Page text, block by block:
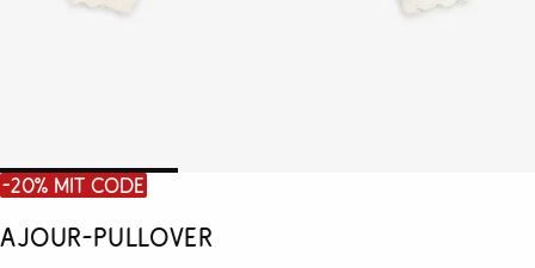
-20% mit Code
Ajour-Pullover